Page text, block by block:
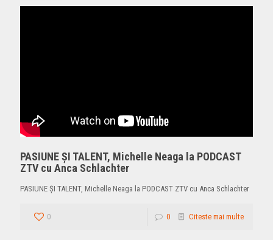
PASIUNE ŞI TALENT, Michelle Neaga la PODCAST
ZTV cu Anca Schlachter
PASIUNE ŞI TALENT, Michelle Neaga la PODCAST ZTV cu Anca Schlachter
0 0 Citeste mai multe